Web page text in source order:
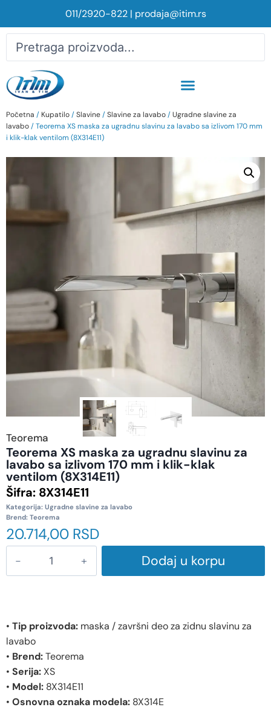
011/2920-822| prodaja@itim.rs
Početna / Kupatilo/Slavine/Slavine za lavabo/Ugradne slavine za
lavabo/ Teorema XS maska za ugradnu slavinu za lavabo sa izlivom 170 mm
i klik-klak ventilom (8X314E11)
Teorema
Teorema XS maska za ugradnu slavinu za
lavabo sa izlivom 170 mm i klik-klak
ventilom (8X314E11)
Šifra: 8X314E11
Kategorija: Ugradne slavine za lavabo
Brend: Teorema
20.714,00 RSD
Dodaj u korpu
• Tip proizvoda: maska / završni deo za zidnu slavinu za
lavabo
• Brend:Teorema
• Serija:XS
• Model: 8X314E11
• Osnovna oznaka modela: 8X314E